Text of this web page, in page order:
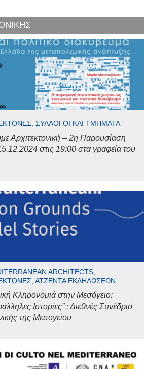
ΣΎΛΛΟΓΟΙ ΚΑΙ ΤΜΉΜΑΤΑ
Αρχιτεκτονική – 2η Παρουσίαση
στις 19:00 στα γραφεία του
ARCHITECTS,
ΑΤΖΈΝΤΑ ΕΚΔΗΛΏΣΕΩΝ
Κληρονομιά στην Μεσόγειο:
Ιστορίες” : Διεθνές Συνέδριο
της Μεσογείου